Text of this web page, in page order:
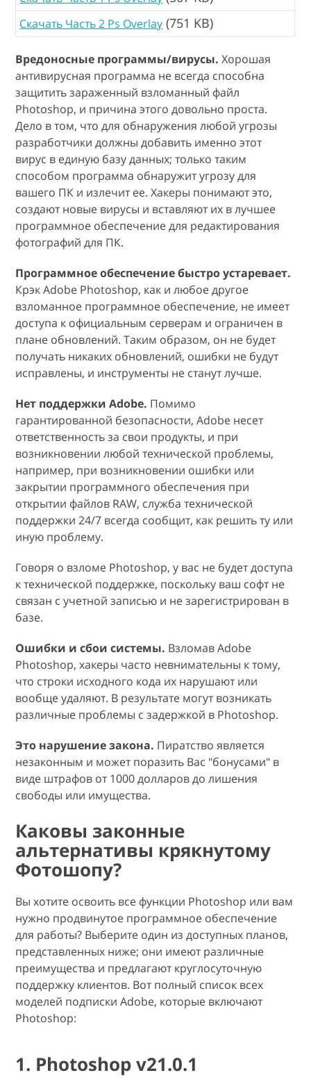
Скачать Часть 2 Ps Overlay (751 KB)
Вредоносные программы/вирусы. Хорошая
антивирусная программа не всегда способна
защитить зараженный взломанный файл
Photoshop, и причина этого довольно проста.
Дело в том, что для обнаружения любой угрозы
разработчики должны добавить именно этот
вирус в единую базу данных; только таким
способом программа обнаружит угрозу для
вашего ПК и излечит ее. Хакеры понимают это,
создают новые вирусы и вставляют их в лучшее
программное обеспечение для редактирования
фотографий для ПК.
Программное обеспечение быстро устаревает.
Крэк Adobe Photoshop, как и любое другое
взломанное программное обеспечение, не имеет
доступа к официальным серверам и ограничен в
плане обновлений. Таким образом, он не будет
получать никаких обновлений, ошибки не будут
исправлены, и инструменты не станут лучше.
Нет поддержки Adobe. Помимо
гарантированной безопасности, Adobe несет
ответственность за свои продукты, и при
возникновении любой технической проблемы,
например, при возникновении ошибки или
закрытии программного обеспечения при
открытии файлов RAW, служба технической
поддержки 24/7 всегда сообщит, как решить ту или
иную проблему.
Говоря о взломе Photoshop, у вас не будет доступа
к технической поддержке, поскольку ваш софт не
связан с учетной записью и не зарегистрирован в
базе.
Ошибки и сбои системы. Взломав Adobe
Photoshop, хакеры часто невнимательны к тому,
что строки исходного кода их нарушают или
вообще удаляют. В результате могут возникать
различные проблемы с задержкой в Photoshop.
Это нарушение закона. Пиратство является
незаконным и может поразить Вас "бонусами" в
виде штрафов от 1000 долларов до лишения
свободы или имущества.
Каковы законные
альтернативы крякнутому
Фотошопу?
Вы хотите освоить все функции Photoshop или вам
нужно продвинутое программное обеспечение
для работы? Выберите один из доступных планов,
представленных ниже; они имеют различные
преимущества и предлагают круглосуточную
поддержку клиентов. Вот полный список всех
моделей подписки Adobe, которые включают
Photoshop:
1. Photoshop v21.0.1